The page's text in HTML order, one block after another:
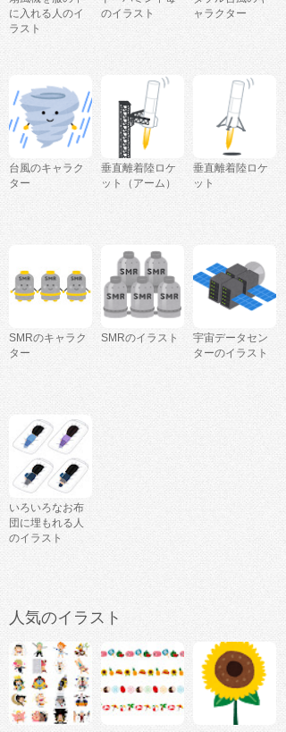
に入れる人のイ
ラスト
のイラスト
ャラクター
台風のキャラク
ター
垂直離着陸ロケ
ット（アーム）
垂直離着陸ロケ
ット
SMRのキャラク
ター
SMRのイラスト
宇宙データセン
ターのイラスト
いろいろなお布
団に埋もれる人
のイラスト
人気のイラスト